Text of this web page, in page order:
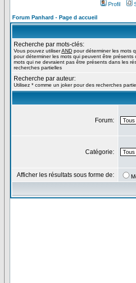
Profil
Forum Panhard - Page d accueil
Recherche par mots-clés:
Vous pouvez utiliserAND pour déterminer les mots
pour déterminer les mots qui peuvent être présents
mots qui ne devraient pas être présents dans les
recherches partielles
Recherche par auteur:
Utilisez * comme un joker pour des recherches
Forum:
Catégorie:
Afficher les résultats sous forme de: